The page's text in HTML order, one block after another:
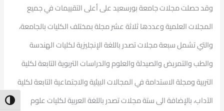
وقد حصلت مجلات جامعة بورسعيد على أعلى التقييمات في جميع
المجلات العلمية وعددها ثلاثة عشر مجلة بمختلف الكليات بالجامعة،
والتي تشمل سبعة مجلات تصدر باللغة الإنجليزية لكليات الهندسة
والطب والتمريض والصيدلة والعلوم والدراسات التربوية التابعة لكلية
التربية ومجلة الاستدامة في المجالات البيئية والاجتماعية التابعة لكلية
الآداب، بالإضافة الى ستة مجلات تصدر باللغة العربية لكليات علوم